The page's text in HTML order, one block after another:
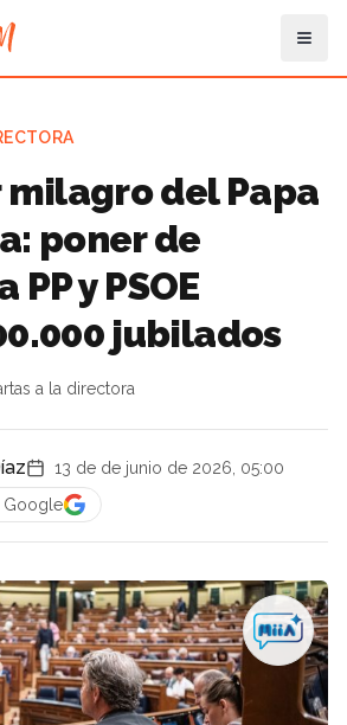
milagro del Papa
poner de
y PSOE
jubilados
a la directora
13 de de junio de 2026, 05:00
Google